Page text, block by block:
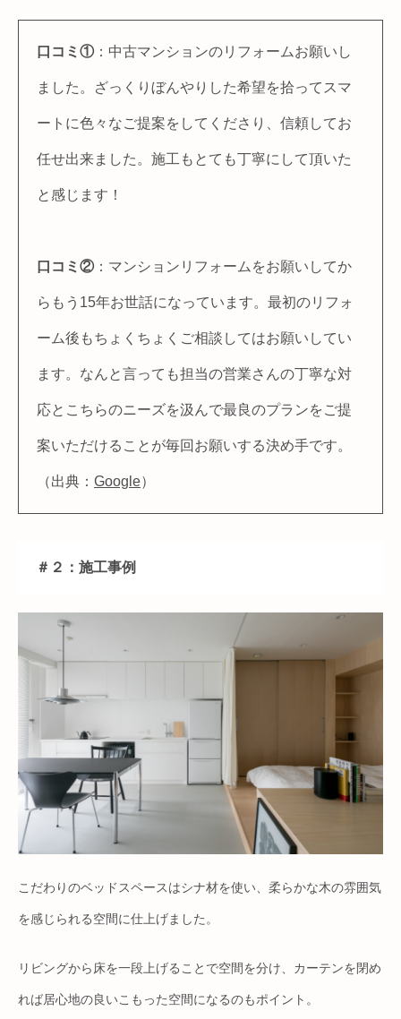
口コミ①：中古マンションのリフォームお願いし
ました。ざっくりぼんやりした希望を拾ってスマ
ートに色々なご提案をしてくださり、信頼してお
任せ出来ました。施工もとても丁寧にして頂いた
と感じます！
口コミ②：マンションリフォームをお願いしてか
らもう15年お世話になっています。最初のリフォ
ーム後もちょくちょくご相談してはお願いしてい
ます。なんと言っても担当の営業さんの丁寧な対
応とこちらのニーズを汲んで最良のプランをご提
案いただけることが毎回お願いする決め手です。
（出典： Google）
＃２：施工事例
こだわりのベッドスペースはシナ材を使い、柔らかな木の雰囲気
を感じられる空間に仕上げました。
リビングから床を一段上げることで空間を分け、カーテンを閉め
れば居心地の良いこもった空間になるのもポイント。